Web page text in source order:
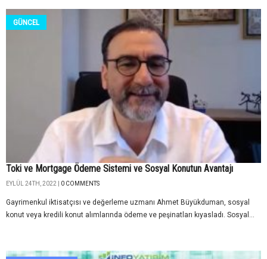
GÜNCEL
Toki ve Mortgage Ödeme Sistemi ve Sosyal Konutun Avantajı
EYLÜL 24TH, 2022 | 0 COMMENTS
Gayrimenkul iktisatçısı ve değerleme uzmanı Ahmet Büyükduman, sosyal
konut veya kredili konut alımlarında ödeme ve peşinatları kıyasladı. Sosyal...